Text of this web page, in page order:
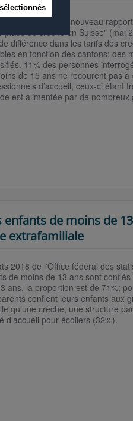
Suisse publie un nouveau
place decrèche en Suisse" (mai
différence dans les tarifs des
en fonction des cantons; des
11% des personnes
de 15 ans ne recourent pas à
d’accueil, ceux-ci étant
est alimentée par de nombreux
enfants de moins de
extrafamiliale
2018 de l'Office fédéral des
de moins de 13 ans sont
ans, la proportion est de 71%;
confient leurs enfants aux
qu’une crèche, une structure
d’accueil pour écoliers (32%).